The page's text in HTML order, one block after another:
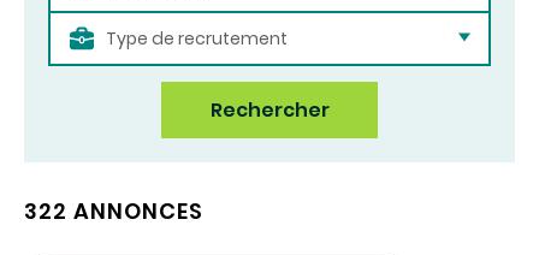
Type de recrutement
Rechercher
322 ANNONCES